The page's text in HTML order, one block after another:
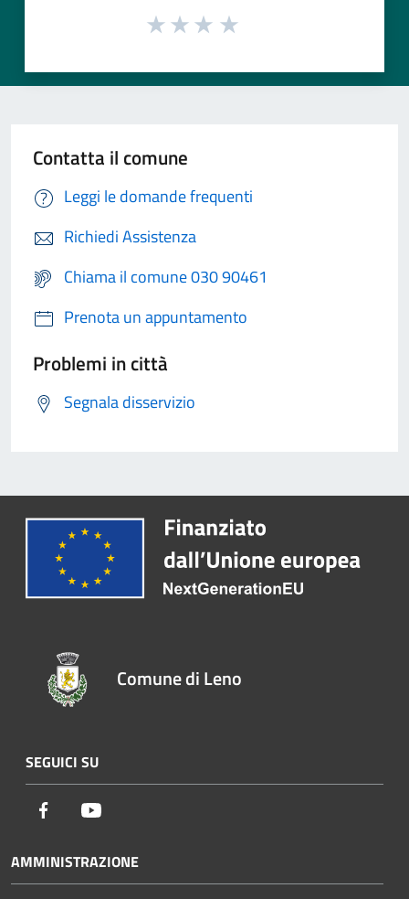
Contatta il comune
Leggi le domande frequenti
Richiedi Assistenza
Chiama il comune 030 90461
Prenota un appuntamento
Problemi in città
Segnala disservizio
Comune di Leno
SEGUICI SU
Facebook
AMMINISTRAZIONE